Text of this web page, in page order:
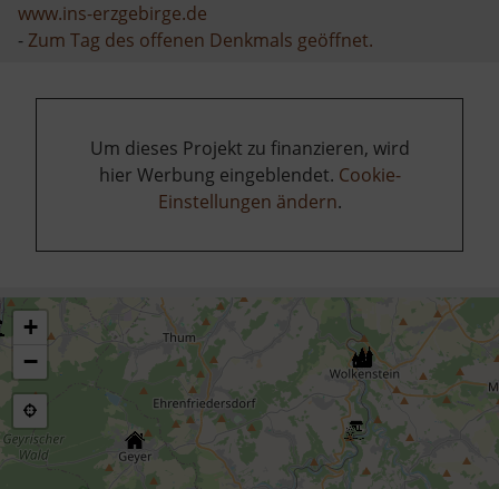
www.ins-erzgebirge.de
- Zum Tag des offenen Denkmals geöffnet.
Um dieses Projekt zu finanzieren, wird
hier Werbung eingeblendet. Cookie-
Einstellungen ändern.
+
−